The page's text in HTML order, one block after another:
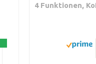
4 Funktionen,